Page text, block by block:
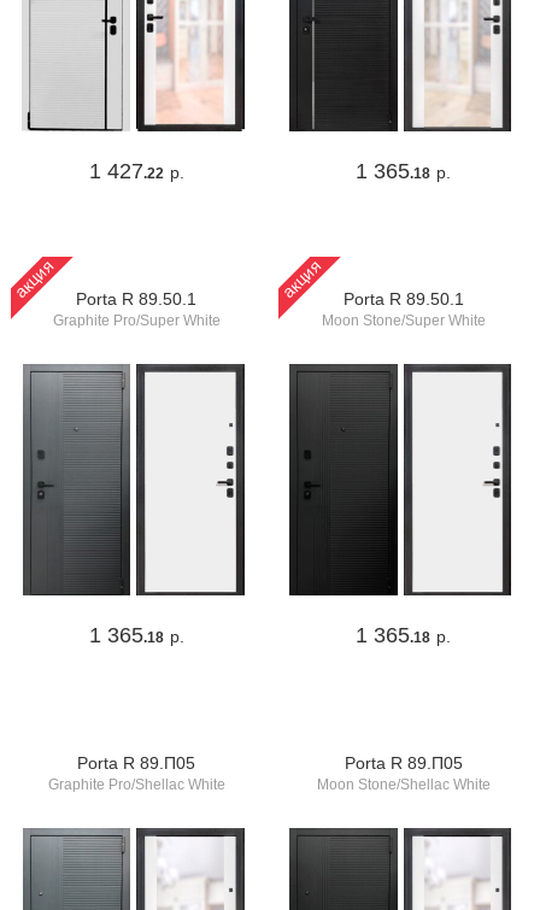
1 427.22 р. 1 365.18 р.
акция Porta R 89.50.1
Graphite Pro/Super White
1 365.18 р.
акция Porta R 89.50.1
Moon Stone/Super White
1 365.18 р.
Porta R 89.П05
Graphite Pro/Shellac White
Porta R 89.П05
Moon Stone/Shellac White